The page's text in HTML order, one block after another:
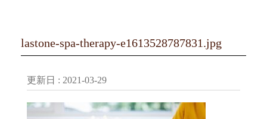
lastone-spa-therapy-e1613528787831.jpg
更新日 : 2021-03-29